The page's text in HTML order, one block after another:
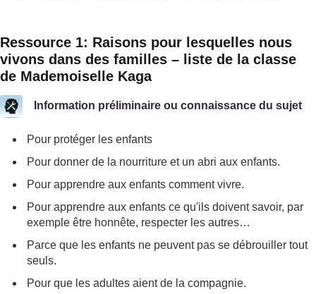
Ressource 1: Raisons pour lesquelles nous
vivons dans des familles – liste de la classe
de Mademoiselle Kaga
Information préliminaire ou connaissance du sujet
Pour protéger les enfants
Pour donner de la nourriture et un abri aux enfants.
Pour apprendre aux enfants comment vivre.
Pour apprendre aux enfants ce qu'ils doivent savoir, par
exemple être honnête, respecter les autres…
Parce que les enfants ne peuvent pas se débrouiller tout
seuls.
Pour que les adultes aient de la compagnie.